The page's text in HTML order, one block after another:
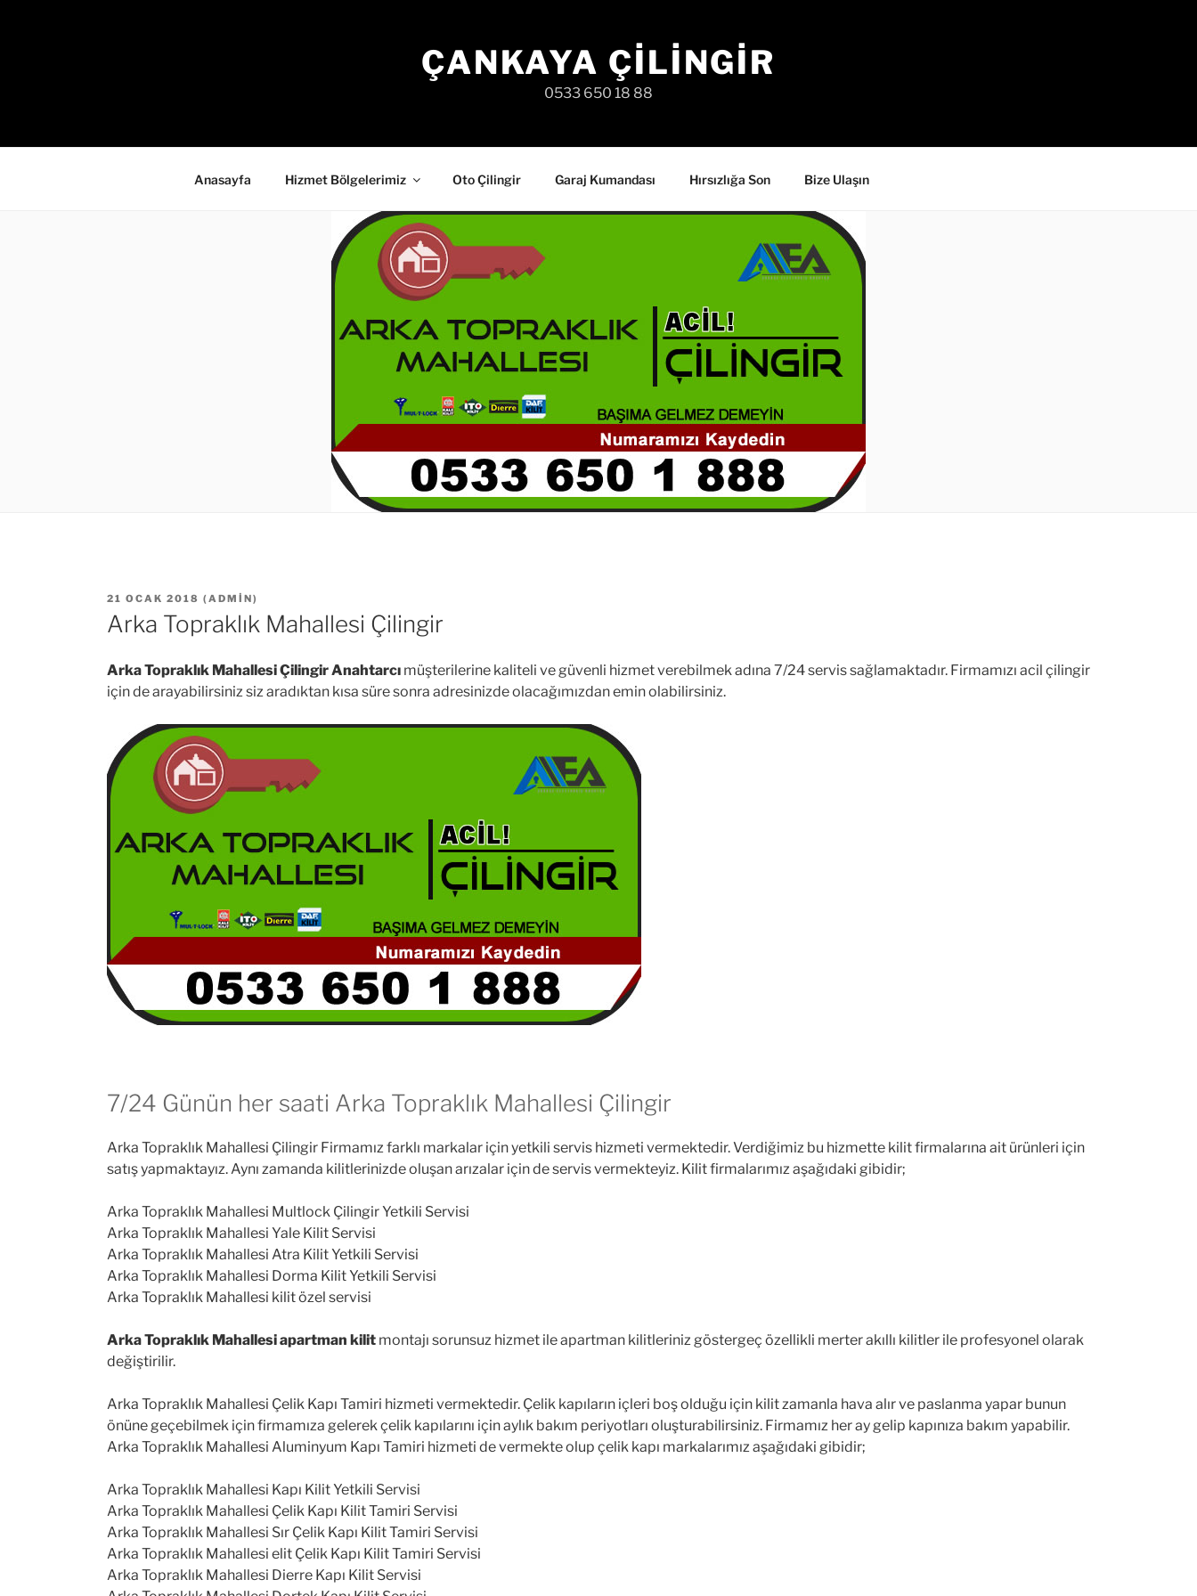
ÇANKAYA ÇILINGIR
0533 650 18 88
Anasayfa Hizmet Bölgelerimiz Oto Çilingir Garaj Kumandası Hırsızlığa Son Bize Ulaşın
YAYIM
TARIHI
21 OCAK 2018 ( ADMIN)
Arka Topraklık Mahallesi Çilingir
Arka Topraklık Mahallesi Çilingir Anahtarcı müşterilerine kaliteli ve güvenli hizmet verebilmek adına 7/24 servis sağlamaktadır. Firmamızı acil çilingir
için de arayabilirsiniz siz aradıktan kısa süre sonra adresinizde olacağımızdan emin olabilirsiniz.
7/24 Günün her saati Arka Topraklık Mahallesi Çilingir
Arka Topraklık Mahallesi Çilingir Firmamız farklı markalar için yetkili servis hizmeti vermektedir. Verdiğimiz bu hizmette kilit firmalarına ait ürünleri için
satış yapmaktayız. Aynı zamanda kilitlerinizde oluşan arızalar için de servis vermekteyiz. Kilit firmalarımız aşağıdaki gibidir;
Arka Topraklık Mahallesi Multlock Çilingir Yetkili Servisi
Arka Topraklık Mahallesi Yale Kilit Servisi
Arka Topraklık Mahallesi Atra Kilit Yetkili Servisi
Arka Topraklık Mahallesi Dorma Kilit Yetkili Servisi
Arka Topraklık Mahallesi kilit özel servisi
Arka Topraklık Mahallesi apartman kilit montajı sorunsuz hizmet ile apartman kilitleriniz göstergeç özellikli merter akıllı kilitler ile profesyonel olarak
değiştirilir.
Arka Topraklık Mahallesi Çelik Kapı Tamiri hizmeti vermektedir. Çelik kapıların içleri boş olduğu için kilit zamanla hava alır ve paslanma yapar bunun
önüne geçebilmek için firmamıza gelerek çelik kapılarını için aylık bakım periyotları oluşturabilirsiniz. Firmamız her ay gelip kapınıza bakım yapabilir.
Arka Topraklık Mahallesi Aluminyum Kapı Tamiri hizmeti de vermekte olup çelik kapı markalarımız aşağıdaki gibidir;
Arka Topraklık Mahallesi Kapı Kilit Yetkili Servisi
Arka Topraklık Mahallesi Çelik Kapı Kilit Tamiri Servisi
Arka Topraklık Mahallesi Sır Çelik Kapı Kilit Tamiri Servisi
Arka Topraklık Mahallesi elit Çelik Kapı Kilit Tamiri Servisi
Arka Topraklık Mahallesi Dierre Kapı Kilit Servisi